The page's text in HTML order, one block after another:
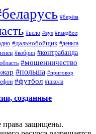
#берёза
#вело #вуз #гандбол
#дальнобойщик #деньга
#кобрин #контрабанда
#мошенничество
#польша #приговор
#футбол #школа
созданные
права защищены.